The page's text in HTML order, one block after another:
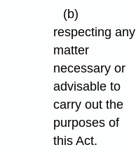
(b)
respecting any
matter
necessary or
advisable to
carry out the
purposes of
this Act.